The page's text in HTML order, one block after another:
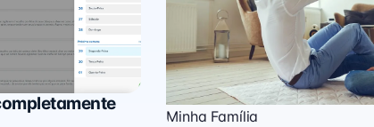
Minha Família